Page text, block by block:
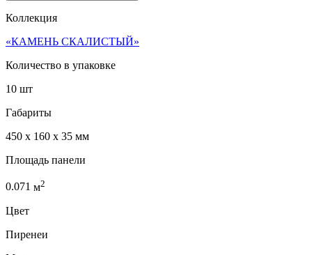
Коллекция
«КАМЕНЬ СКАЛИСТЫЙ»
Количество в упаковке
10 шт
Габариты
450 x 160 x 35 мм
Площадь панели
0.071 м2
Цвет
Пиренеи